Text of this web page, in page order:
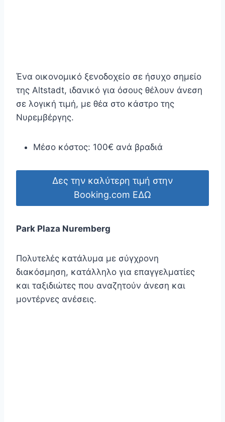
Ένα οικονομικό ξενοδοχείο σε ήσυχο σημείο
της Altstadt, ιδανικό για όσους θέλουν άνεση
σε λογική τιμή, με θέα στο κάστρο της
Νυρεμβέργης.
Μέσο κόστος: 100€ ανά βραδιά
Δες την καλύτερη τιμή στην
Booking.com ΕΔΩ
Park Plaza Nuremberg
Πολυτελές κατάλυμα με σύγχρονη
διακόσμηση, κατάλληλο για επαγγελματίες
και ταξιδιώτες που αναζητούν άνεση και
μοντέρνες ανέσεις.